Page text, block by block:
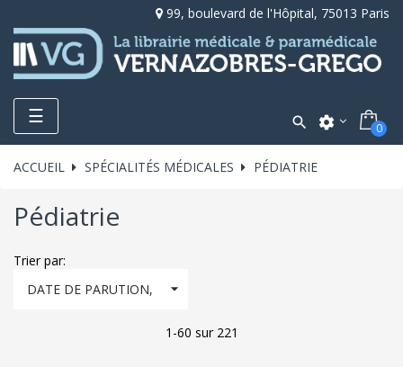
99, boulevard de l'Hôpital, 75013 Paris
Toggle
navigation
☰  settings 0
ACCUEIL SPÉCIALITÉS MÉDICALES PÉDIATRIE
Pédiatrie
Trier par:
DATE DE PARUTION,

1-60 sur 221